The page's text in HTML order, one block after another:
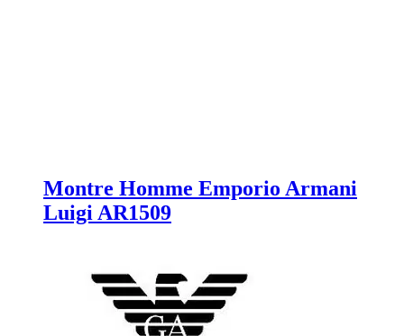
Montre Homme Emporio Armani
Luigi AR1509